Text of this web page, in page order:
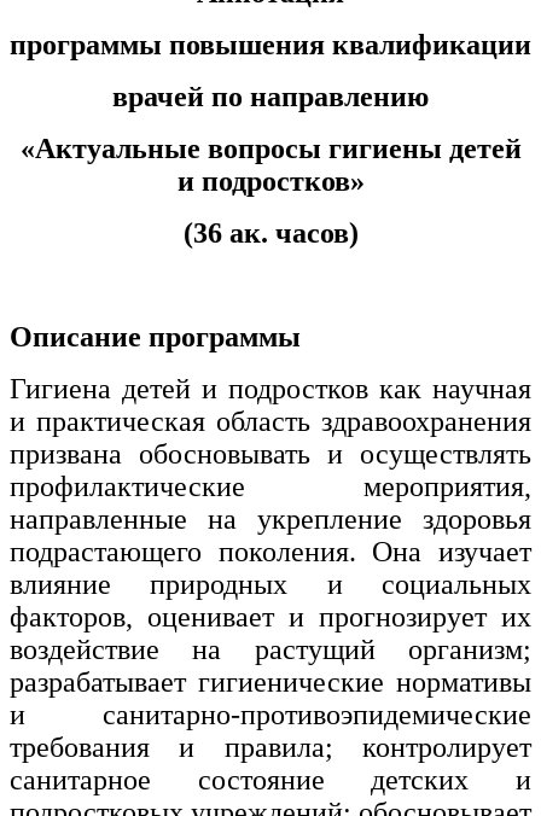
Техника и технологии строительства
Ядерная энергетика и технологии
Культура и спорт
Физкультура и спорт
Сервис и туризм
искусств
Средства массовой информации и
информативно-библиотечное дело
Управление в технических системах
Ветеринария и зоотехника
Подготовка к периодической
аккредитации
Дополнительные Услуги
программы повышения квалификации
врачей по направлению
«Актуальные вопросы гигиены детей
и подростков»
(36 ак. часов)
Описание программы
Гигиена детей и подростков как научная
и практическая область здравоохранения
призвана обосновывать и осуществлять
профилактические мероприятия,
направленные на укрепление здоровья
подрастающего поколения. Она изучает
влияние природных и социальных
факторов, оценивает и прогнозирует их
воздействие на растущий организм;
разрабатывает гигиенические нормативы
и санитарно-противоэпидемические
требования и правила; контролирует
санитарное состояние детских и